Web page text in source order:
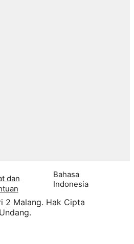
dan
Bahasa
Indonesia
2 Malang. Hak Cipta